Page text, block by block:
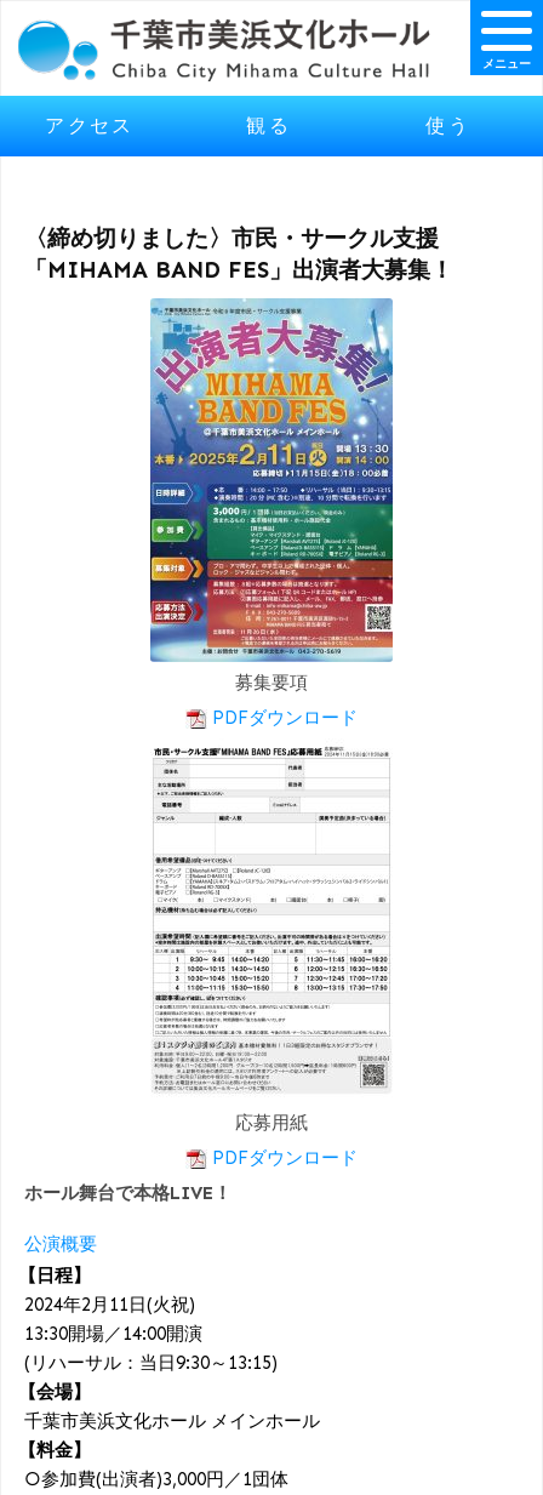
アクセス 観る 使う
メニュー
〈締め切りました〉市民・サークル支援
「MIHAMA BAND FES」出演者大募集！
募集要項
PDFダウンロード
応募用紙
PDFダウンロード
ホール舞台で本格LIVE！
公演概要
【日程】
2024年2月11日(火祝)
13:30開場／14:00開演
(リハーサル：当日9:30～13:15)
【会場】
千葉市美浜文化ホール メインホール
【料金】
○参加費(出演者)3,000円／1団体